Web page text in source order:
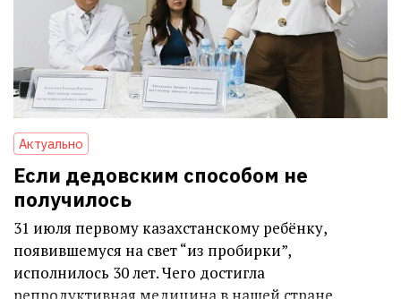
Актуально
Если дедовским способом не
получилось
31 июля первому казахстанскому ребёнку,
появившемуся на свет “из пробирки”,
исполнилось 30 лет. Чего достигла
репродуктивная медицина в нашей стране